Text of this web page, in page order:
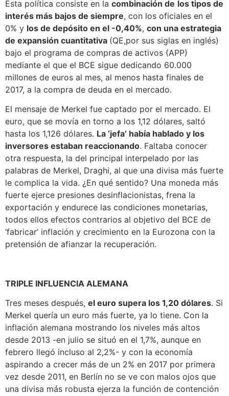
Esta política consiste en la combinación de los tipos de
interés más bajos de siempre, con los oficiales en el
0% y los de depósito en el -0,40%, con una estrategia
de expansión cuantitativa (QE,por sus siglas en inglés)
bajo el programa de compras de activos (APP)
mediante el que el BCE sigue dedicando 60.000
millones de euros al mes, al menos hasta finales de
2017, a la compra de deuda en el mercado.
El mensaje de Merkel fue captado por el mercado. El
euro, que se movía en torno a los 1,12 dólares, saltó
hasta los 1,126 dólares. La ‘jefa’ había hablado y los
inversores estaban reaccionando. Faltaba conocer
otra respuesta, la del principal interpelado por las
palabras de Merkel, Draghi, al que una divisa más fuerte
le complica la vida. ¿En qué sentido? Una moneda más
fuerte ejerce presiones desinflacionistas, frena la
exportación y endurece las condiciones monetarias,
todos ellos efectos contrarios al objetivo del BCE de
‘fabricar’ inflación y crecimiento en la Eurozona con la
pretensión de afianzar la recuperación.
TRIPLE INFLUENCIA ALEMANA
Tres meses después, el euro supera los 1,20 dólares. Si
Merkel quería un euro más fuerte, ya lo tiene. Con la
inflación alemana mostrando los niveles más altos
desde 2013 -en julio se situó en el 1,7%, aunque en
febrero llegó incluso al 2,2%- y con la economía
aspirando a crecer más de un 2% en 2017 por primera
vez desde 2011, en Berlín no se ve con malos ojos que
una divisa más robusta ejerza la función de contención